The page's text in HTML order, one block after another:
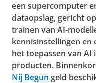
een supercomputer
dataopslag, gericht
trainen van AI-
kennisinstellingen
het toepassen van AI
producten.
Nij Begun geld